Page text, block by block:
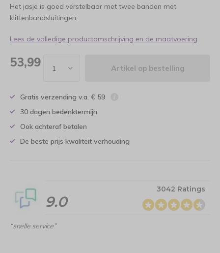
Het jasje is goed verstelbaar met twee banden met
klittenbandsluitingen.
Lees de volledige productomschrijving en de maatvoering
53,99 Artikel op bestelling
Gratis verzending v.a. € 59
30 dagen bedenktermijn
Ook achteraf betalen
De beste prijs kwaliteit verhouding
9.0
3042 Ratings
“snelle service”